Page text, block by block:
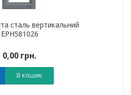
сталь вертикальний
EPH581026
0,00 грн.
В кошик